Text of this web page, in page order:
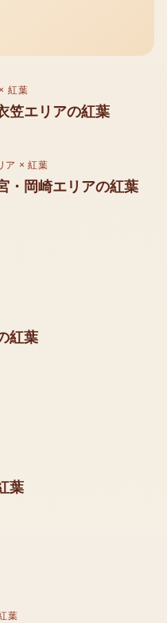
× 紅葉
笠エリアの紅葉
ア ×紅葉
・岡崎エリアの紅葉
紅葉
葉
葉